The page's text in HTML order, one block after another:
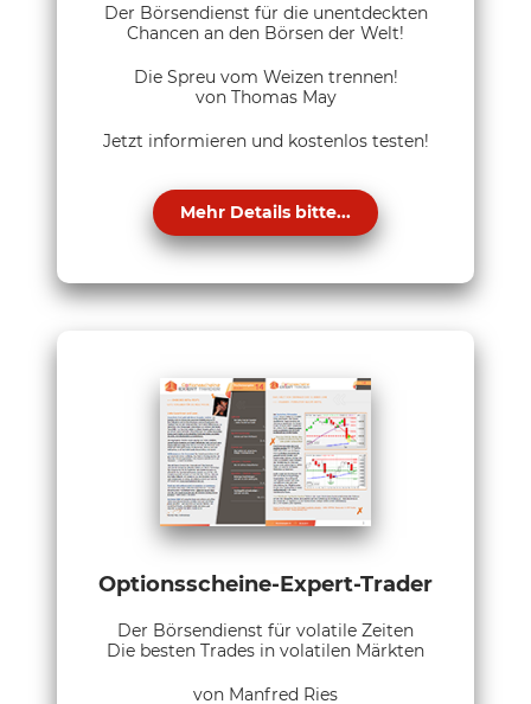
Der Börsendienst für die unentdeckten
Chancen an den Börsen der Welt!
Die Spreu vom Weizen trennen!
von Thomas May
Jetzt informieren und kostenlos testen!
Mehr Details bitte...
Optionsscheine-Expert-Trader
Der Börsendienst für volatile Zeiten
Die besten Trades in volatilen Märkten
von Manfred Ries